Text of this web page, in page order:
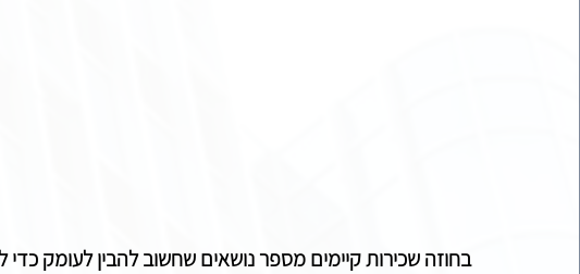
בחוזה שכירות קיימים מספר נושאים שחשוב להבין לעומק כדי